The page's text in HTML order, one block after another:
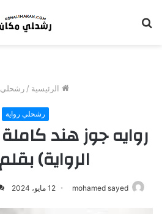
الرئيسية / رشحلي
رشحلي رواية
روايه جوز هند
الرواية)
mohamed sayed 12 مايو، 2024